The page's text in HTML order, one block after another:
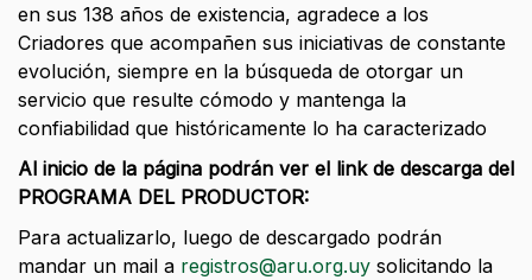
en sus 138 años de existencia, agradece a los
Criadores que acompañen sus iniciativas de constante
evolución, siempre en la búsqueda de otorgar un
servicio que resulte cómodo y mantenga la
confiabilidad que históricamente lo ha caracterizado
Al inicio de la página podrán ver el link de descarga del
PROGRAMA DEL PRODUCTOR:
Para actualizarlo, luego de descargado podrán
mandar un mail a registros@aru.org.uy solicitando la